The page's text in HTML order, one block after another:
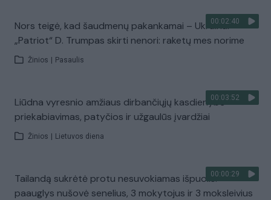
00:02:40
Nors teigė, kad šaudmenų pakankamai – Ukrainai
„Patriot“ D. Trumpas skirti nenori: raketų mes norime
Žinios Pasaulis
00:03:52
Liūdna vyresnio amžiaus dirbančiųjų kasdienybė –
priekabiavimas, patyčios ir užgaulūs įvardžiai
Žinios Lietuvos diena
00:00:29
Tailandą sukrėtė protu nesuvokiamas išpuolis:
paauglys nušovė senelius, 3 mokytojus ir 3 moksleivius